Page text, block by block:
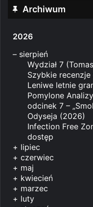
Archiwum
2026
– sierpień
Wydział 7
Szybkie
Leniwe letnie
Pomylone
odcinek 7 –
Odyseja (2026)
Infection Free
dostęp
+ lipiec
+ czerwiec
+ maj
+ kwiecień
+ marzec
+ luty